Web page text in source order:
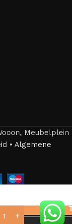
Meubelplein
• Algemene